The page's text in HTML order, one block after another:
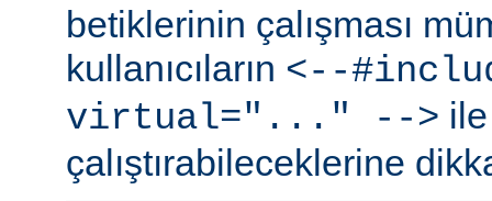
betiklerinin çalışması
kullanıcıların <--
virtual="..." -->
çalıştırabileceklerine